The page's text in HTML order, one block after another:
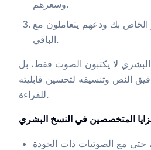
وسعرهم.
الخاص بك ودعهم يتعاملون مع
الباقي.
لا يكتبون الصوت فقط، بل
النص وتنسيقه لتحسين قابليته
للقراءة.
حتى مع الصوتيات ذات الجودة